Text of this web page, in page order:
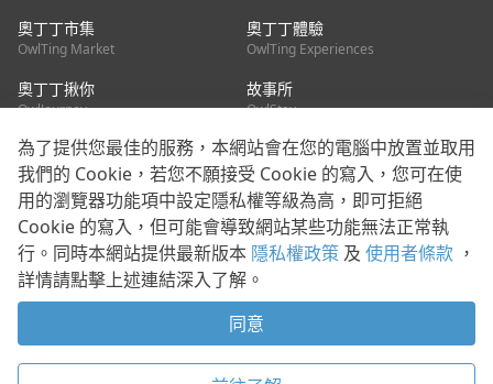
奧丁丁市集
OwlTing Market
奧丁丁體驗
OwlTing Experiences
奧丁丁揪你
OwlJourney
故事所
OwlStay
聯絡我們
客服信箱：mediapartner@owlting.com
服務信箱 / 廣告洽詢：info_owlnews@owlting.com
媒體合作 / 新聞稿提供：mediapartner@owlting.com
使用者條款 隱私權政策 Cookie 政策
為了提供您最佳的服務，本網站會在您的電腦中放置並取用
我們的 Cookie，若您不願接受 Cookie 的寫入，您可在使
用的瀏覽器功能項中設定隱私權等級為高，即可拒絕
Cookie 的寫入，但可能會導致網站某些功能無法正常執
行。同時本網站提供最新版本 隱私權政策 及 使用者條款 ，
詳情請點擊上述連結深入了解。
同意